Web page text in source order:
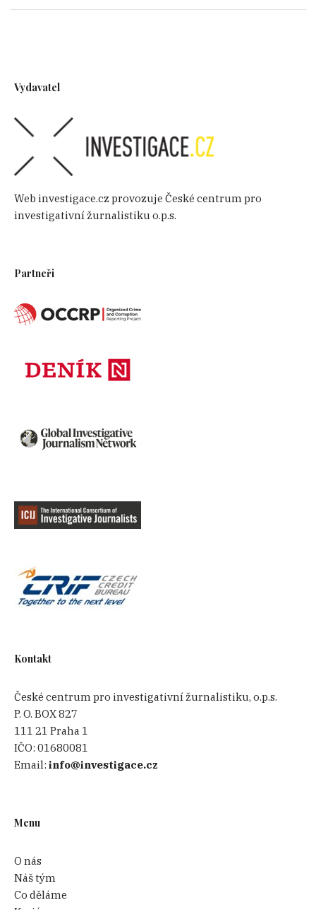
Vydavatel
Web investigace.cz provozuje České centrum pro
investigativní žurnalistiku o.p.s.
Partneři
Kontakt
České centrum pro investigativní žurnalistiku, o.p.s.
P. O. BOX 827
111 21 Praha 1
IČO:01680081
Email:info@investigace.cz
Menu
O nás
Náš tým
Co děláme